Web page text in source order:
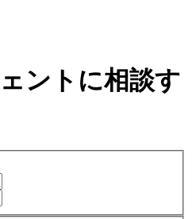
ントに相談す